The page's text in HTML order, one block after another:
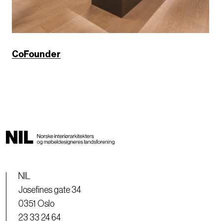
CoFounder
NIL
Josefines gate 34
0351 Oslo
23 33 24 64